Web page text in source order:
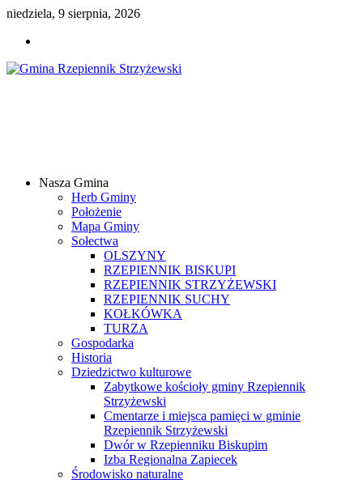
niedziela, 9 sierpnia, 2026
Samorządowy
Internetowy
Nasza Gmina
Herb Gminy
Położenie
Mapa Gminy
Sołectwa
OLSZYNY
RZEPIENNIK BISKUPI
RZEPIENNIK STRZYŻEWSKI
RZEPIENNIK SUCHY
KOŁKÓWKA
TURZA
Gospodarka
Historia
Dziedzictwo kulturowe
Zabytkowe kościoły gminy Rzepiennik
Strzyżewski
Cmentarze i miejsca pamięci w gminie
Rzepiennik Strzyżewski
Dwór w Rzepienniku Biskupim
Izba Regionalna Zapiecek
Środowisko naturalne